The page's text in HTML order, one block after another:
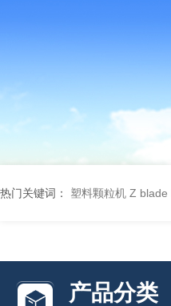
热门关键词： 塑料颗粒机 Z blade
产品分类